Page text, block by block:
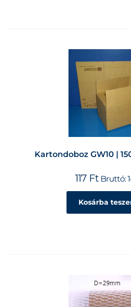
Kartondoboz GW10 |
117 Ft Bruttó:
Kosárba